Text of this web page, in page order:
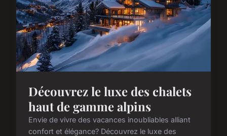
Découvrez le luxe des chalets
haut de gamme alpins
Envie de vivre des vacances inoubliables alliant
confort et élégance? Découvrez le luxe des